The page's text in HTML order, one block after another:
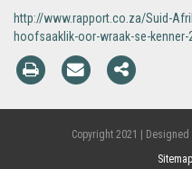
http://www.rapport.co.za/Suid-
hoofsaaklik-oor-wraak-se-kenner-
Copyright 2021 |
Sitemap